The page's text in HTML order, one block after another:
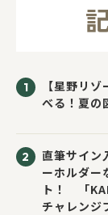
【星野リ
べる！夏の
直筆サイン
ーホルダー
ト！ 「
チャレンジ